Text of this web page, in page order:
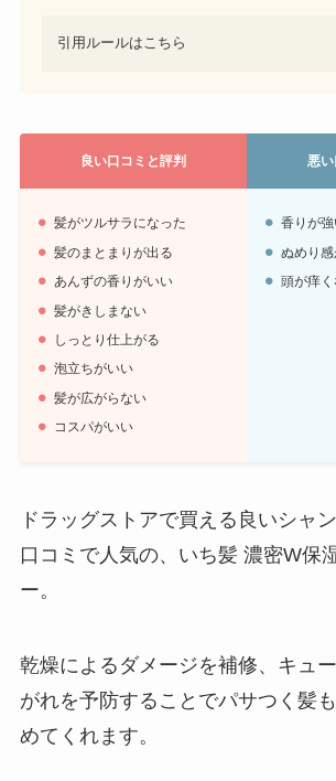
引用ルールはこちら
良い口コミと評判 悪い
髪がツルサラになった
髪のまとまりが出る
あんずの香りがいい
髪がきしまない
しっとり仕上がる
泡立ちがいい
髪が広がらない
コスパがいい
香りが
ぬめり
頭が痒
ドラッグストアで買える良いシャ
口コミで人気の、いち髪 濃密W保
ー。
乾燥によるダメージを補修、キュ
がれを予防することでパサつく髪
めてくれます。